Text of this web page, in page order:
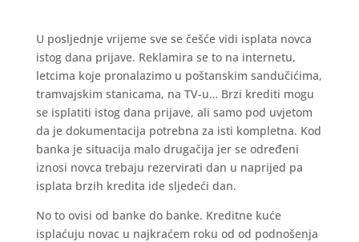
U posljednje vrijeme sve se češće vidi isplata novca
istog dana prijave. Reklamira se to na internetu,
letcima koje pronalazimo u poštanskim sandučićima,
tramvajskim stanicama, na TV-u… Brzi krediti mogu
se isplatiti istog dana prijave, ali samo pod uvjetom
da je dokumentacija potrebna za isti kompletna. Kod
banka je situacija malo drugačija jer se određeni
iznosi novca trebaju rezervirati dan u naprijed pa
isplata brzih kredita ide sljedeći dan.
No to ovisi od banke do banke. Kreditne kuće
isplaćuju novac u najkraćem roku od od podnošenja